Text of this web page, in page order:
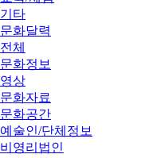
기타
문화달력
전체
문화정보
영상
문화자료
문화공간
예술인/단체정보
비영리법인